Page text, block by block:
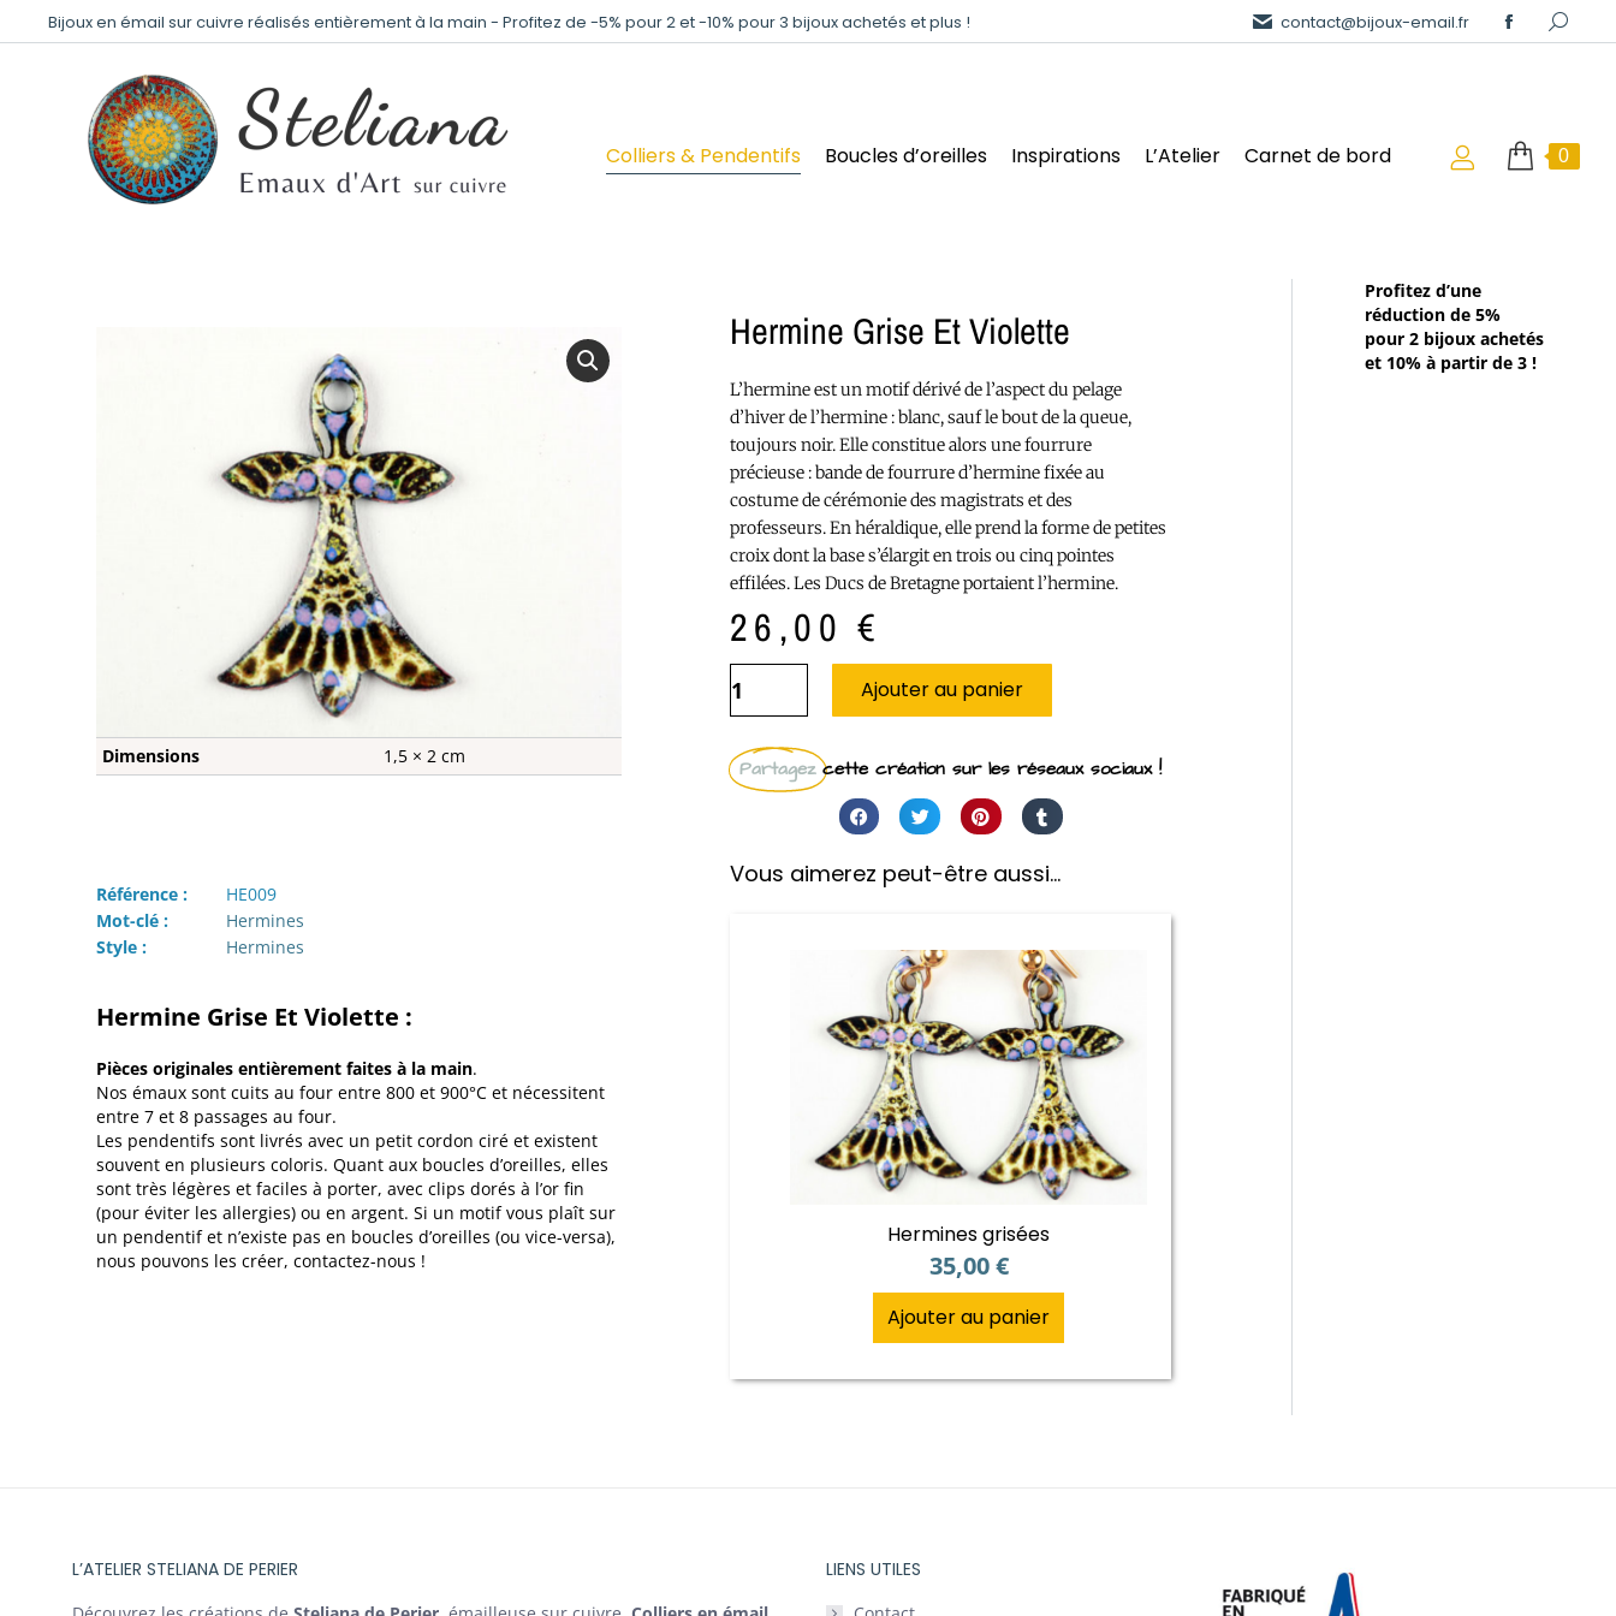
Bijoux en émail sur cuivre réalisés entièrement à la main - Profitez de -5% pour 2 et -10% pour 3 bijoux achetés et plus ! contact@bijoux-email.fr
Colliers & Pendentifs Boucles d’oreilles Inspirations L’Atelier Carnet de bord 0
Dimensions 1,5 × 2 cm
Hermine Grise Et Violette
L’hermine est un motif dérivé de l’aspect du pelage
d’hiver de l’hermine : blanc, sauf le bout de la queue,
toujours noir. Elle constitue alors une fourrure
précieuse : bande de fourrure d’hermine fixée au
costume de cérémonie des magistrats et des
professeurs. En héraldique, elle prend la forme de petites
croix dont la base s’élargit en trois ou cinq pointes
effilées. Les Ducs de Bretagne portaient l’hermine.
26,00€
Ajouter au panier
Partagez cette création sur les réseaux sociaux !
Référence :
HE009
Mot-clé :
Hermines
Style :
Hermines
Hermine Grise Et Violette :
Pièces originales entièrement faites à la main.
Nos émaux sont cuits au four entre 800 et 900°C et nécessitent
entre 7 et 8 passages au four.
Les pendentifs sont livrés avec un petit cordon ciré et existent
souvent en plusieurs coloris. Quant aux boucles d’oreilles, elles
sont très légères et faciles à porter, avec clips dorés à l’or fin
(pour éviter les allergies) ou en argent. Si un motif vous plaît sur
un pendentif et n’existe pas en boucles d’oreilles (ou vice-versa),
nous pouvons les créer, contactez-nous !
Vous aimerez peut-être aussi…
Hermines grisées
35,00€
Ajouter au panier
Profitez d’une
réduction de 5%
pour 2 bijoux achetés
et 10% à partir de 3 !
L’ATELIER STELIANA DE PERIER LIENS UTILES